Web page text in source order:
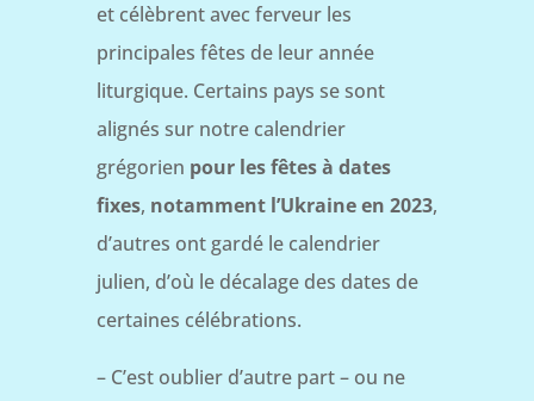
et célèbrent avec ferveur les
principales fêtes de leur année
liturgique. Certains pays se sont
alignés sur notre calendrier
grégorien pour les fêtes à dates
fixes, notamment l’Ukraine en 2023,
d’autres ont gardé le calendrier
julien, d’où le décalage des dates de
certaines célébrations.
– C’est oublier d’autre part – ou ne